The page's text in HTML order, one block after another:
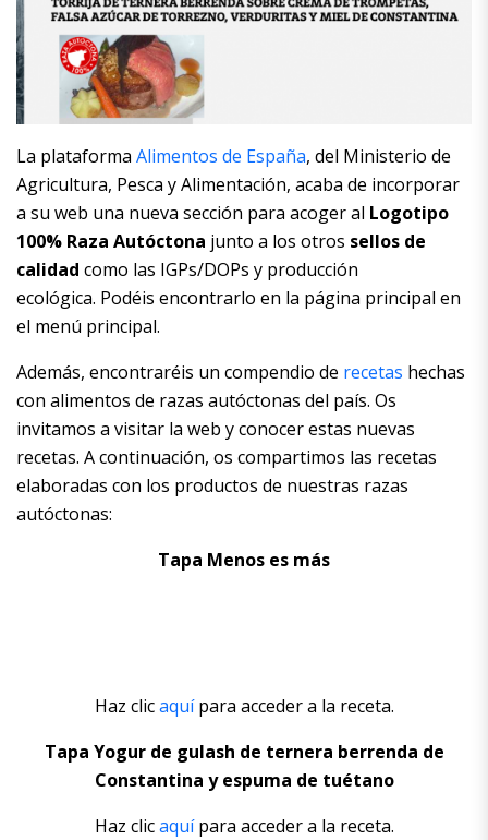
La plataforma Alimentos de España, del Ministerio de
Agricultura, Pesca y Alimentación, acaba de incorporar
a su web una nueva sección para acoger al Logotipo
100% Raza Autóctona junto a los otros sellos de
calidad como las IGPs/DOPs y producción
ecológica. Podéis encontrarlo en la página principal en
el menú principal.
Además, encontraréis un compendio de recetas hechas
con alimentos de razas autóctonas del país. Os
invitamos a visitar la web y conocer estas nuevas
recetas. A continuación, os compartimos las recetas
elaboradas con los productos de nuestras razas
autóctonas:
Tapa Menos es más
Haz clicaquípara acceder a la receta.
Tapa Yogur de gulash de ternera berrenda de
Constantina y espuma de tuétano
Haz clicaquípara acceder a la receta.